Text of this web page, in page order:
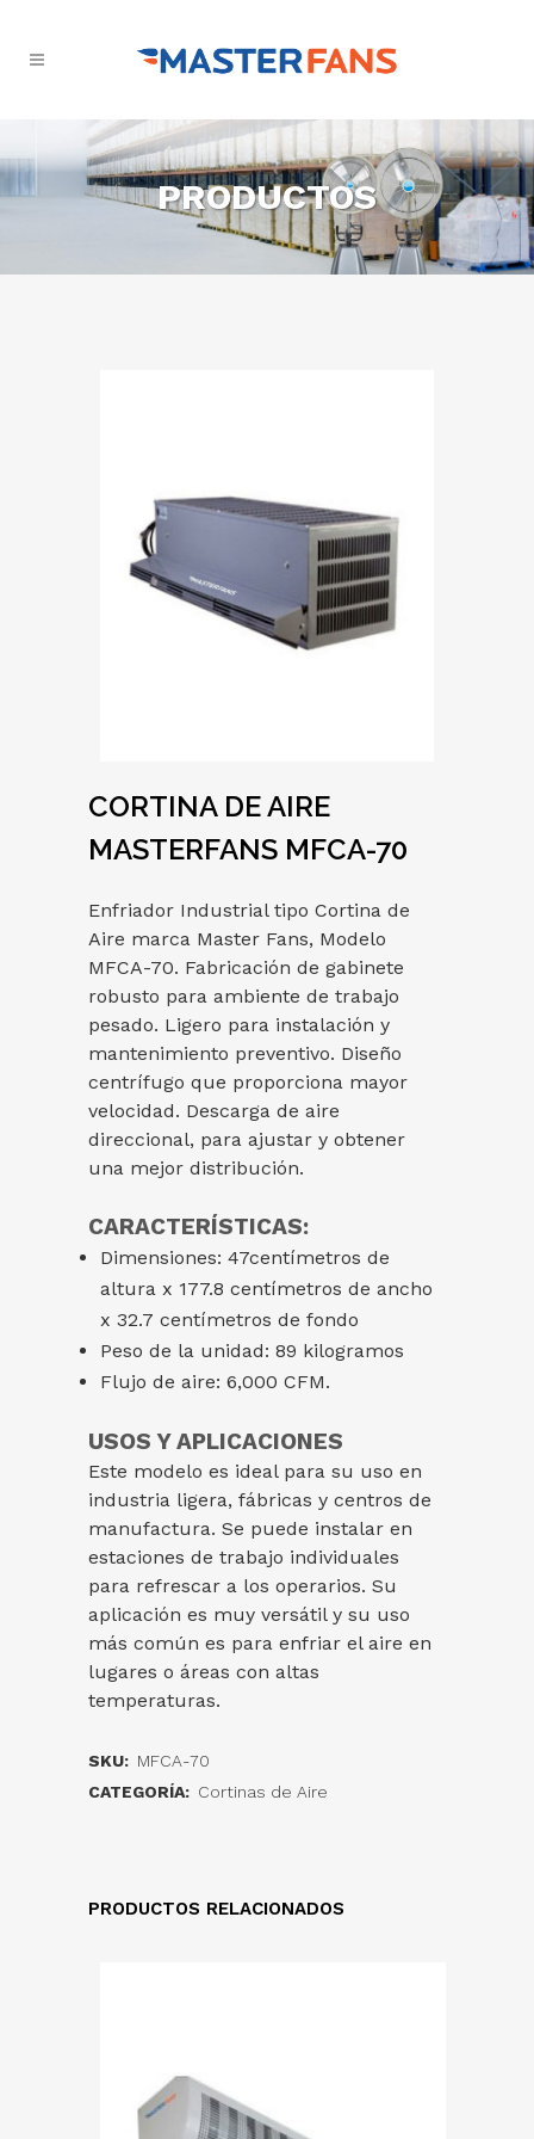
PRODUCTOS
CORTINA DE AIRE
MASTERFANS MFCA-70
Enfriador Industrial tipo Cortina de
Aire marca Master Fans, Modelo
MFCA-70. Fabricación de gabinete
robusto para ambiente de trabajo
pesado. Ligero para instalación y
mantenimiento preventivo. Diseño
centrífugo que proporciona mayor
velocidad. Descarga de aire
direccional, para ajustar y obtener
una mejor distribución.
CARACTERÍSTICAS:
Dimensiones: 47centímetros de
altura x 177.8 centímetros de ancho
x 32.7 centímetros de fondo
Peso de la unidad: 89 kilogramos
Flujo de aire: 6,000 CFM.
USOS Y APLICACIONES
Este modelo es ideal para su uso en
industria ligera, fábricas y centros de
manufactura. Se puede instalar en
estaciones de trabajo individuales
para refrescar a los operarios. Su
aplicación es muy versátil y su uso
más común es para enfriar el aire en
lugares o áreas con altas
temperaturas.
SKU: MFCA-70
CATEGORÍA: Cortinas de Aire
PRODUCTOS RELACIONADOS